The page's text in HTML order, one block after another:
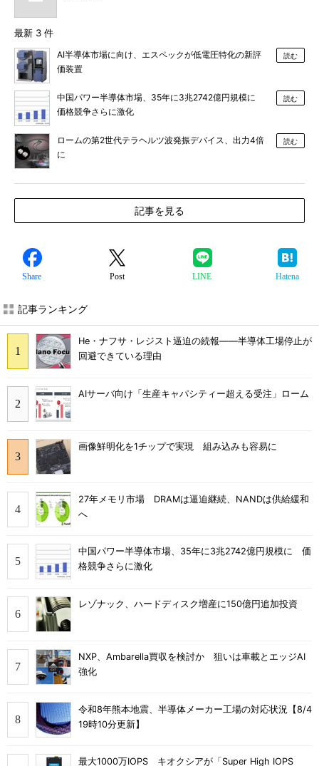
最新 3 件
AI半導体市場に向け、エスペックが低電圧特化の新評
価装置
読む
中国パワー半導体市場、35年に3兆2742億円規模に
価格競争さらに激化
読む
ロームの第2世代テラヘルツ波発振デバイス、出力4倍
に
読む
記事を見る
Share Post LINE Hatena
記事ランキング
He・ナフサ・レジスト逼迫の続報――半導体工場停止が
回避できている理由
AIサーバ向け「生産キャパシティー超える受注」ローム
画像鮮明化を1チップで実現 組み込みも容易に
27年メモリ市場 DRAMは逼迫継続、NANDは供給緩和
へ
中国パワー半導体市場、35年に3兆2742億円規模に 価
格競争さらに激化
レゾナック、ハードディスク増産に150億円追加投資
NXP、Ambarella買収を検討か 狙いは車載とエッジAI
強化
令和8年熊本地震、半導体メーカー工場の対応状況【8/4
19時10分更新】
最大1000万IOPS キオクシアが「Super High IOPS